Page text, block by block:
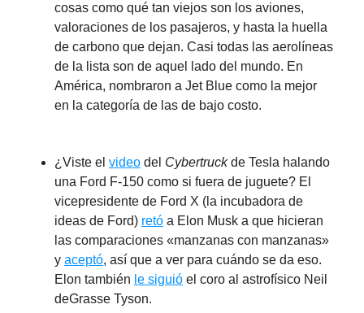
cosas como qué tan viejos son los aviones,
valoraciones de los pasajeros, y hasta la huella
de carbono que dejan. Casi todas las aerolíneas
de la lista son de aquel lado del mundo. En
América, nombraron a Jet Blue como la mejor
en la categoría de las de bajo costo.
¿Viste el video del Cybertruckde Tesla halando
una Ford F-150 como si fuera de juguete? El
vicepresidente de Ford X (la incubadora de
ideas de Ford) retó a Elon Musk a que hicieran
las comparaciones «manzanas con manzanas»
y aceptó, así que a ver para cuándo se da eso.
Elon también le siguió el coro al astrofísico Neil
deGrasse Tyson.